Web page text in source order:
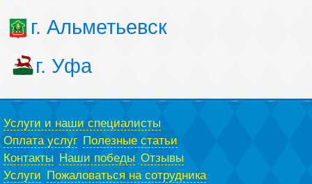
г. Альметьевск
г. Уфа
Услуги и наши специалисты
Оплата услуг Полезные статьи
Контакты Наши победы Отзывы
Услуги Пожаловаться на сотрудника